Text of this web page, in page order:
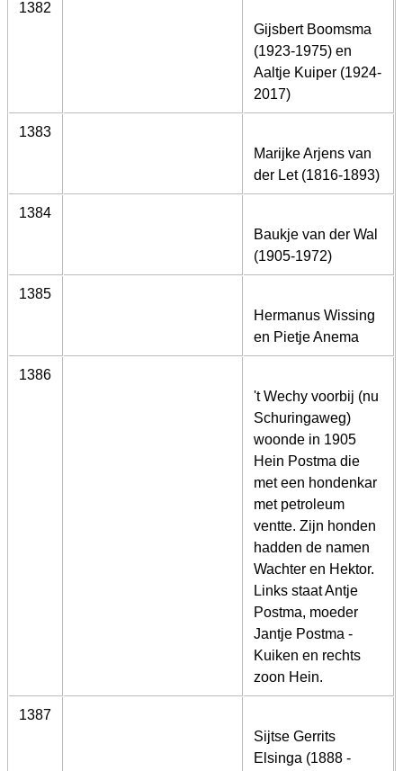
1382
Gijsbert Boomsma
(1923-1975) en
Aaltje Kuiper (1924-
2017)
1383
Marijke Arjens van
der Let (1816-1893)
1384
Baukje van der Wal
(1905-1972)
1385
Hermanus Wissing
en Pietje Anema
1386
't Wechy voorbij (nu
Schuringaweg)
woonde in 1905
Hein Postma die
met een hondenkar
met petroleum
ventte. Zijn honden
hadden de namen
Wachter en Hektor.
Links staat Antje
Postma, moeder
Jantje Postma -
Kuiken en rechts
zoon Hein.
1387
Sijtse Gerrits
Elsinga (1888 -